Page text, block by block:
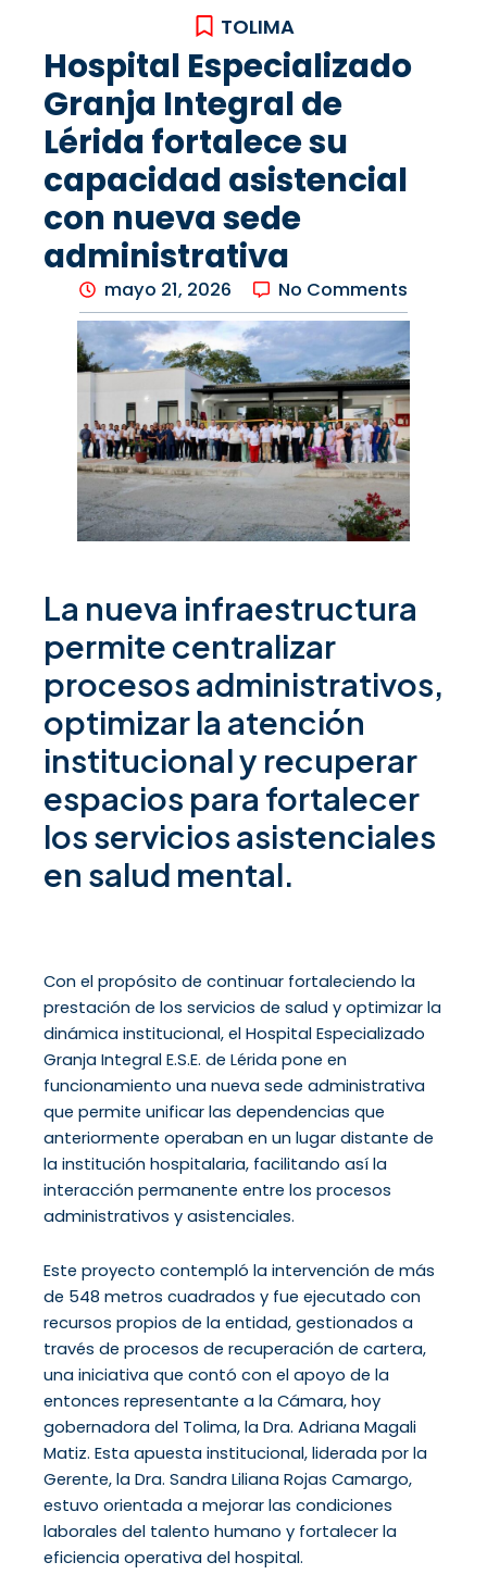
TOLIMA
Hospital Especializado
Granja Integral de
Lérida fortalece su
capacidad asistencial
con nueva sede
administrativa
mayo 21, 2026 No Comments
La nueva infraestructura
permite centralizar
procesos administrativos,
optimizar la atención
institucional y recuperar
espacios para fortalecer
los servicios asistenciales
en salud mental.
Con el propósito de continuar fortaleciendo la
prestación de los servicios de salud y optimizar la
dinámica institucional, el Hospital Especializado
Granja Integral E.S.E. de Lérida pone en
funcionamiento una nueva sede administrativa
que permite unificar las dependencias que
anteriormente operaban en un lugar distante de
la institución hospitalaria, facilitando así la
interacción permanente entre los procesos
administrativos y asistenciales.
Este proyecto contempló la intervención de más
de 548 metros cuadrados y fue ejecutado con
recursos propios de la entidad, gestionados a
través de procesos de recuperación de cartera,
una iniciativa que contó con el apoyo de la
entonces representante a la Cámara, hoy
gobernadora del Tolima, la Dra. Adriana Magali
Matiz. Esta apuesta institucional, liderada por la
Gerente, la Dra. Sandra Liliana Rojas Camargo,
estuvo orientada a mejorar las condiciones
laborales del talento humano y fortalecer la
eficiencia operativa del hospital.